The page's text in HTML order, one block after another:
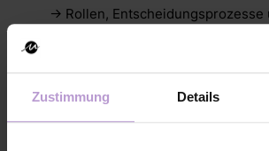
Zustimmung Details
→ Rollen, Entscheidungsprozesse
→ Skepsis ernst nehmen, Konflikte